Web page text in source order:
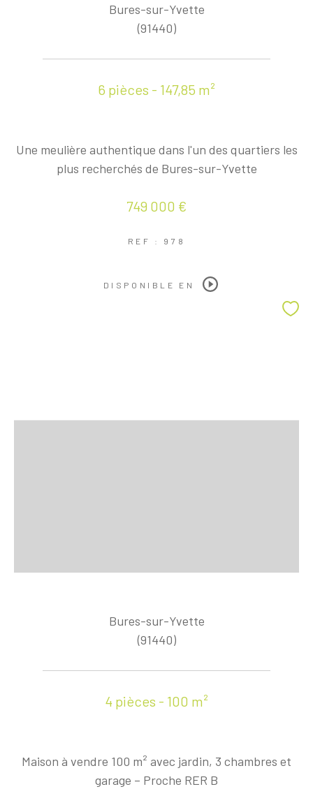
Bures-sur-Yvette
(91440)
6 pièces - 147,85 m²
Une meulière authentique dans l'un des quartiers les
plus recherchés de Bures-sur-Yvette
749 000 €
REF : 978
DISPONIBLE EN
Bures-sur-Yvette
(91440)
4 pièces - 100 m²
Maison à vendre 100 m² avec jardin, 3 chambres et
garage – Proche RER B